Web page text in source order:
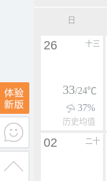
日
十三
26
33/24℃
37%
历史均值
二十
02